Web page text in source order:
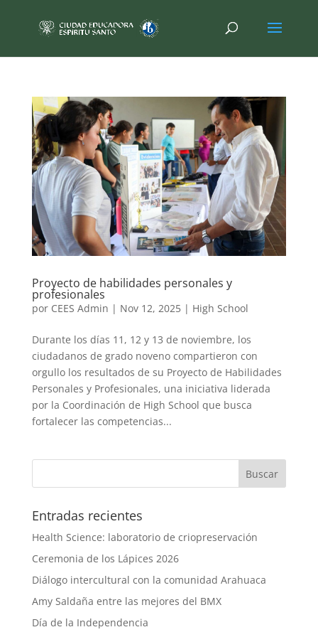
Proyecto de habilidades personales y
profesionales
por CEES Admin | Nov 12, 2025| High School
Durante los días 11, 12 y 13 de noviembre, los
ciudadanos de grado noveno compartieron con
orgullo los resultados de su Proyecto de Habilidades
Personales y Profesionales, una iniciativa liderada
por la Coordinación de High School que busca
fortalecer las competencias...
Entradas recientes
Health Science: laboratorio de criopreservación
Ceremonia de los Lápices 2026
Diálogo intercultural con la comunidad Arahuaca
Amy Saldaña entre las mejores del BMX
Día de la Independencia